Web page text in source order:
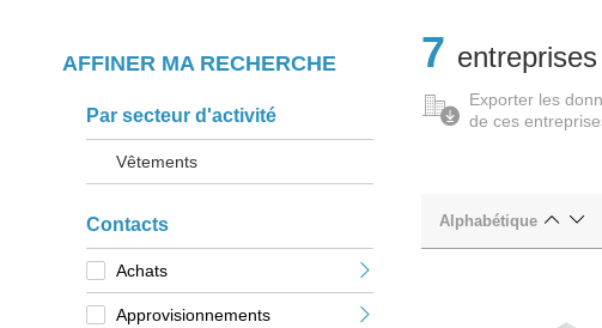
AFFINER MA RECHERCHE
Par secteur d'activité
Vêtements
Contacts
Achats
Approvisionnements
7 entreprises
Exporter les
de ces
Alphabétique